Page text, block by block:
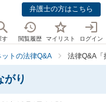
弁護士の方はこちら
す 閲覧履歴 マイリスト ログイン
トの法律Q&A 法律Q&A「
がり